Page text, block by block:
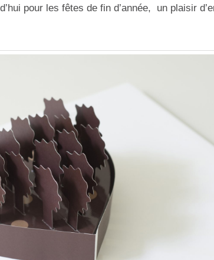
pour les fêtes de fin d’année, un plaisir